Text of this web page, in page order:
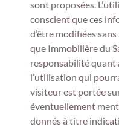
sont proposées.
conscient que ces
d’être modifiées
que Immobilière du
responsabilité quant
l’utilisation qui
visiteur est portée
éventuellement
donnés à titre